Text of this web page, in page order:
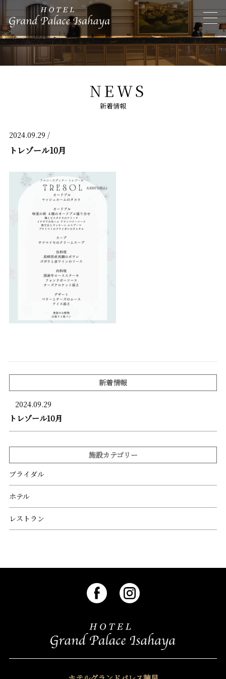
NEWS
新着情報
2024.09.29 /
トレゾール10月
新着情報
2024.09.29
トレゾール10月
施設カテゴリー
ブライダル
ホテル
レストラン